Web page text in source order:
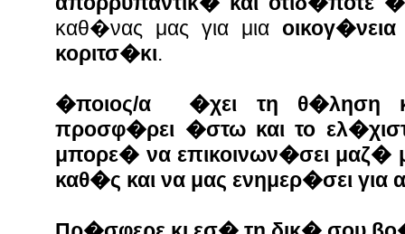
καθ�νας μας για μια
κοριτσ�κι.
�ποιος/α �χει τη θ�ληση
προσφ�ρει �στω και το
μπορε� να επικοινων�σει μαζ�
καθ�ς και να μας ενημερ�σει για